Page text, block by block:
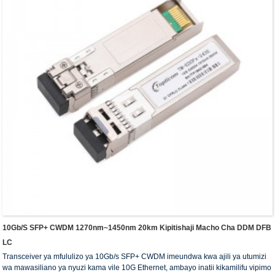
10Gb/s SFP+ CWDM 1270nm~1450nm 20km Kipitishaji Macho Cha DDM DFB
LC
Transceiver ya mfululizo ya 10Gb/s SFP+ CWDM imeundwa kwa ajili ya utumizi
wa mawasiliano ya nyuzi kama vile 10G Ethernet, ambayo inatii kikamilifu vipimo